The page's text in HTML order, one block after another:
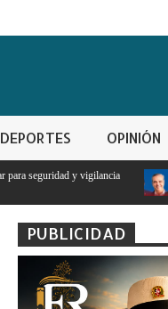
DEPORTES OPINIÓN
El PRM pasa a dirección
PUBLICIDAD